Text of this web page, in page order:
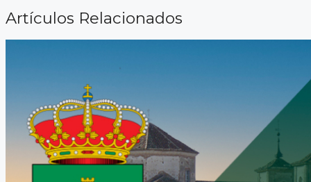
Artículos Relacionados